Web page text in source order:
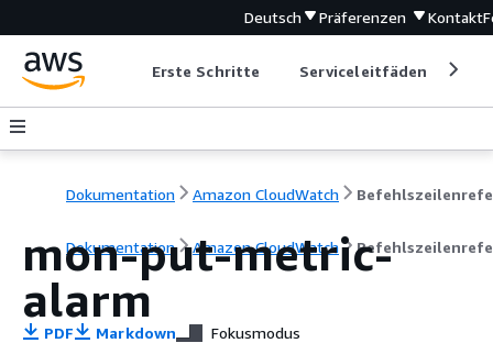
Deutsch Präferenzen Kontakt
Erste Schritte Serviceleitfäden
Dokumentation Amazon CloudWatch
Dokumentation Amazon CloudWatch
mon-put-metric-
alarm
PDF Markdown Fokusmodus